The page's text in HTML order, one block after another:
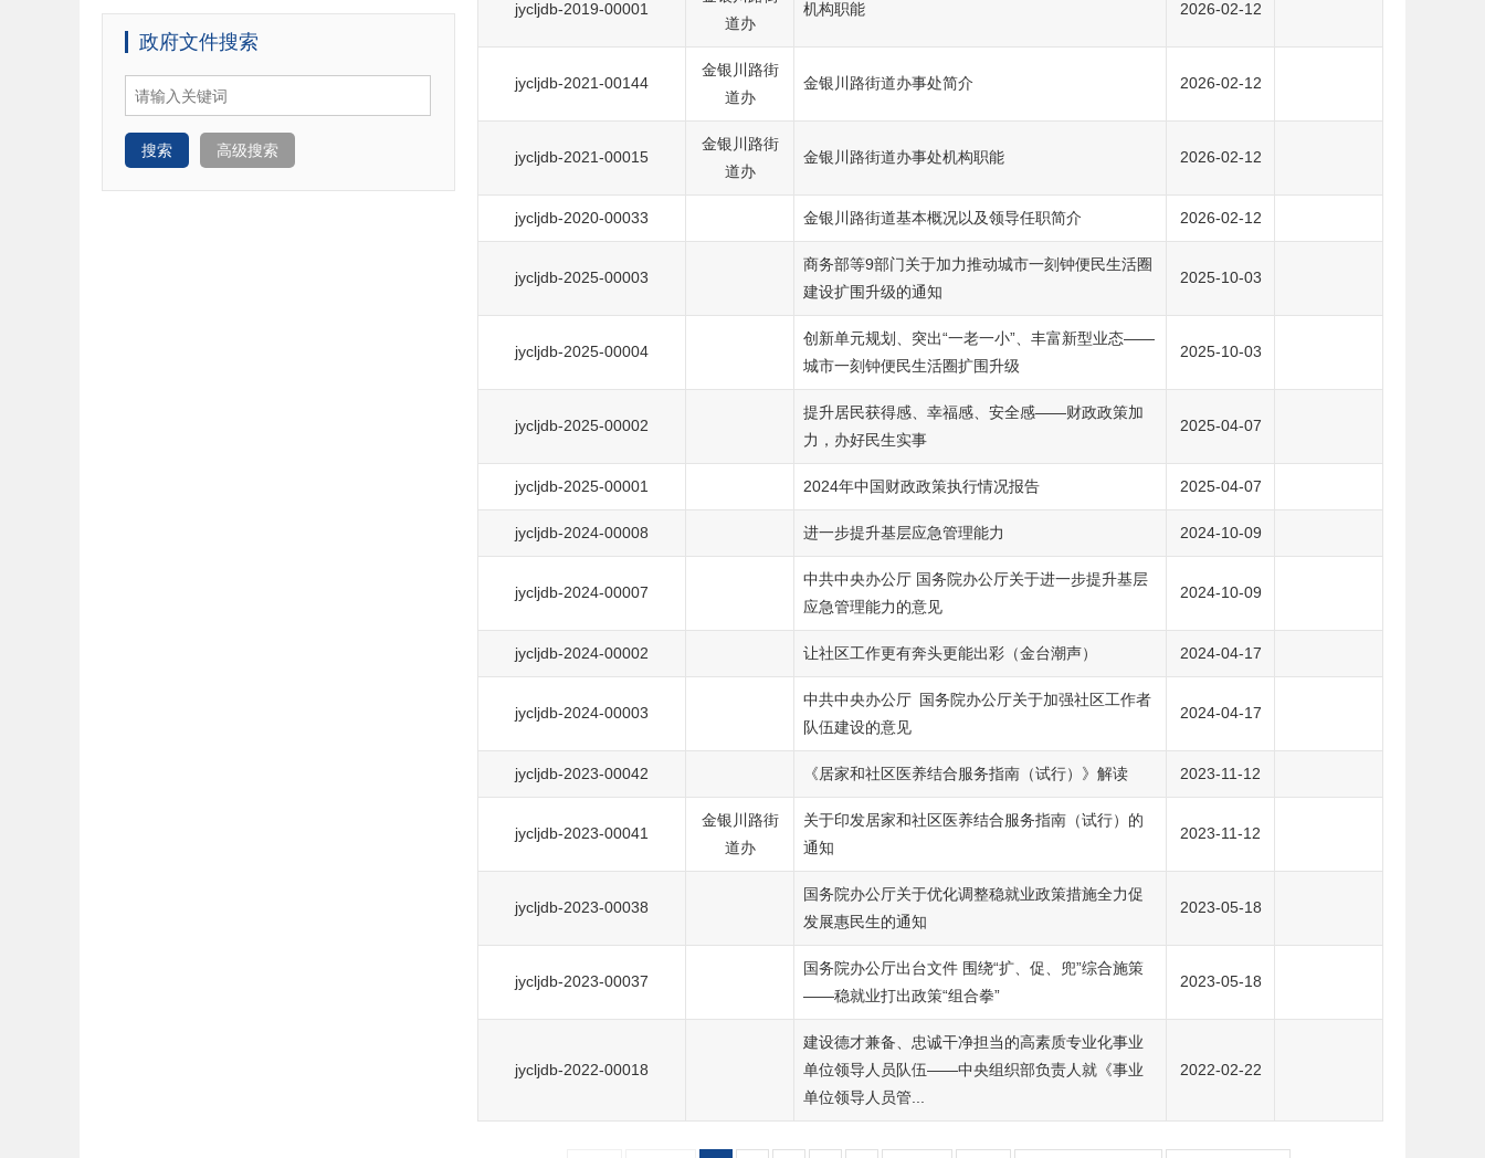
政府文件搜索
搜索 高级搜索
jycljdb-2019-00001
道办
机构职能 2026-02-12
jycljdb-2021-00144
金银川路街
道办
金银川路街道办事处简介 2026-02-12
jycljdb-2021-00015
金银川路街
道办
金银川路街道办事处机构职能 2026-02-12
jycljdb-2020-00033 金银川路街道基本概况以及领导任职简介 2026-02-12
jycljdb-2025-00003
商务部等9部门关于加力推动城市一刻钟便民生活圈
建设扩围升级的通知
2025-10-03
jycljdb-2025-00004
创新单元规划、突出“一老一小”、丰富新型业态——
城市一刻钟便民生活圈扩围升级
2025-10-03
jycljdb-2025-00002
提升居民获得感、幸福感、安全感——财政政策加
力，办好民生实事
2025-04-07
jycljdb-2025-00001 2024年中国财政政策执行情况报告 2025-04-07
jycljdb-2024-00008 进一步提升基层应急管理能力 2024-10-09
jycljdb-2024-00007
中共中央办公厅 国务院办公厅关于进一步提升基层
应急管理能力的意见
2024-10-09
jycljdb-2024-00002 让社区工作更有奔头更能出彩（金台潮声） 2024-04-17
jycljdb-2024-00003
中共中央办公厅 国务院办公厅关于加强社区工作者
队伍建设的意见
2024-04-17
jycljdb-2023-00042 《居家和社区医养结合服务指南（试行）》解读 2023-11-12
jycljdb-2023-00041
金银川路街
道办
关于印发居家和社区医养结合服务指南（试行）的
通知
2023-11-12
jycljdb-2023-00038
国务院办公厅关于优化调整稳就业政策措施全力促
发展惠民生的通知
2023-05-18
jycljdb-2023-00037
国务院办公厅出台文件 围绕“扩、促、兜”综合施策
——稳就业打出政策“组合拳”
2023-05-18
jycljdb-2022-00018
建设德才兼备、忠诚干净担当的高素质专业化事业
单位领导人员队伍——中央组织部负责人就《事业
单位领导人员管...
2022-02-22